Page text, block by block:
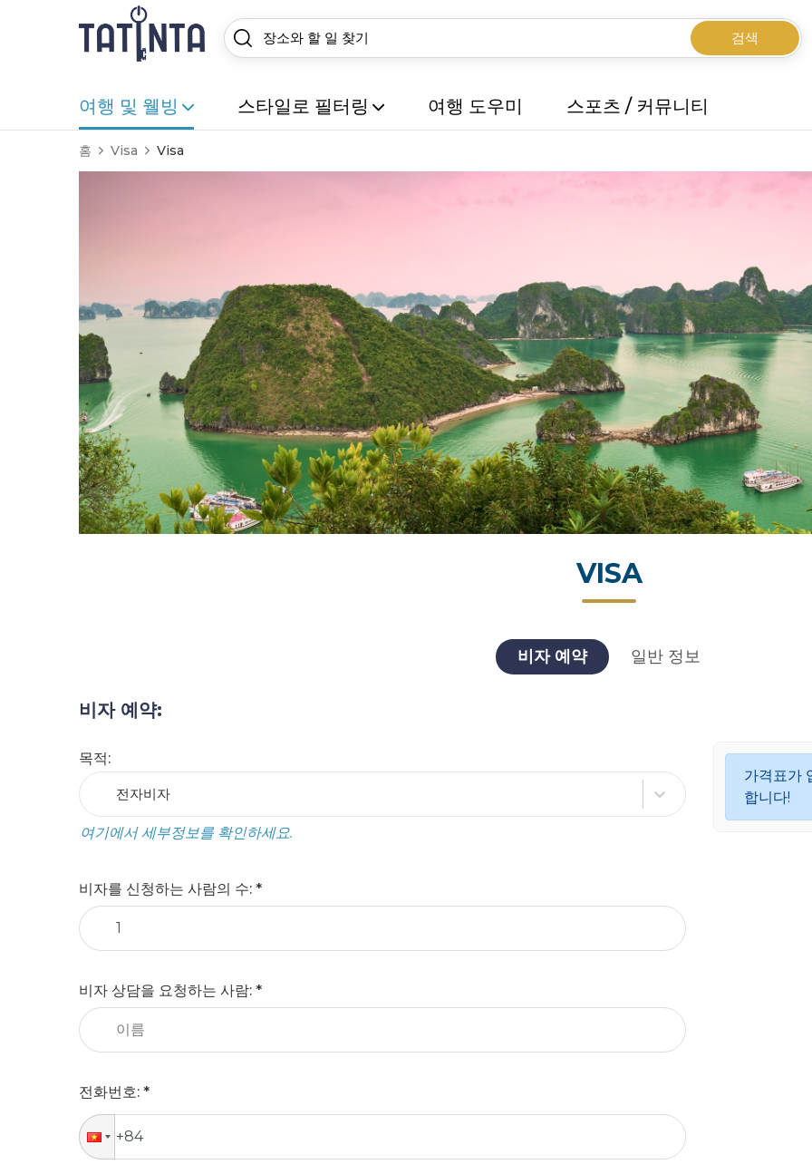
검색
여행 및 웰빙 스타일로 필터링 여행 도우미 스포츠 / 커뮤니티
홈 Visa Visa
VISA
비자 예약 일반 정보
비자 예약:
목적:
전자비자
여기에서 세부정보를 확인하세요.
비자를 신청하는 사람의 수: *
비자 상담을 요청하는 사람: *
전화번호: *
가격표가
합니다!